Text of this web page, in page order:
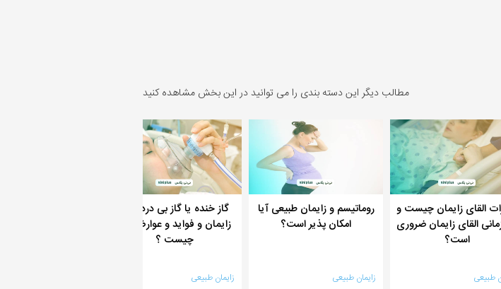
مطالب دیگر این دسته بندی را می توانید در این بخش مشاهده کنید
القای زایمان چیست و
القای زایمان ضروری
است؟
طبیعی
روماتیسم و زایمان طبیعی آیا
امکان پذیر است؟
زایمان طبیعی
گاز خنده یا گاز بی دردی در
زایمان و فواید و عوارض آن
چیست ؟
زایمان طبیعی